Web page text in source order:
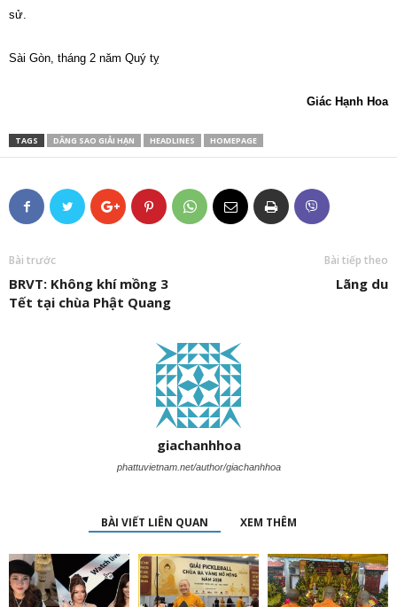
sử.
Sài Gòn, tháng 2 năm Quý tỵ
Giác Hạnh Hoa
TAGS DÂNG SAO GIẢI HẠN HEADLINES HOMEPAGE
Bài trước
BRVT: Không khí mồng 3
Tết tại chùa Phật Quang
Bài tiếp theo
Lãng du
giachanhhoa
phattuvietnam.net/author/giachanhhoa
BÀI VIẾT LIÊN QUAN XEM THÊM